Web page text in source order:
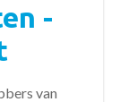
-
van